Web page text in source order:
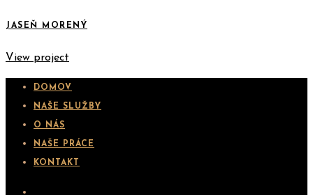
JASEŇ MORENÝ
View project
DOMOV
NAŠE SLUŽBY
O NÁS
NAŠE PRÁCE
KONTAKT